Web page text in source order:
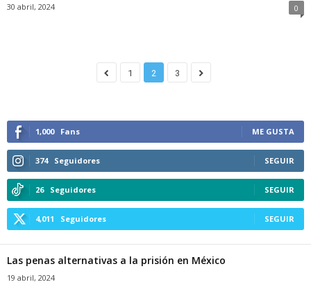
30 abril, 2024 0
1 2 3
1,000 Fans ME GUSTA
374 Seguidores SEGUIR
26 Seguidores SEGUIR
4,011 Seguidores SEGUIR
Las penas alternativas a la prisión en México
19 abril, 2024